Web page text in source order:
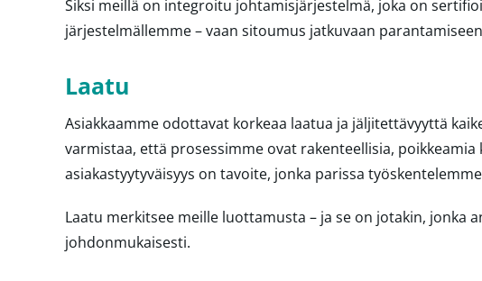
Siksi meillä on integroitu johtamisjärjestelmä, joka on
järjestelmällemme – vaan sitoumus jatkuvaan
Laatu
Asiakkaamme odottavat korkeaa laatua ja jäljitettävyyttä
varmistaa, että prosessimme ovat rakenteellisia,
asiakastyytyväisyys on tavoite, jonka parissa
Laatu merkitsee meille luottamusta – ja se on jotakin, jonka
johdonmukaisesti.